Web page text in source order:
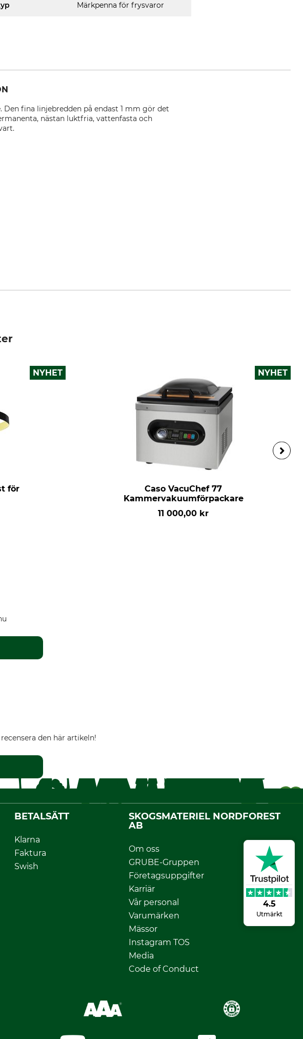
4.5
Utmärkt
Märkpenna för frysvaror
fina linjebredden på endast 1 mm gör det
nästan luktfria, vattenfasta och
NYHET
för
NYHET
Caso VacuChef 77
Kammervakuumförpackare
11 000,00 kr
den här artikeln!
BETALSÄTT
Klarna
Faktura
Swish
SKOGSMATERIEL NORDFOREST
AB
Om oss
GRUBE-Gruppen
Företagsuppgifter
Karriär
Vår personal
Varumärken
Mässor
Instagram TOS
Media
Code of Conduct